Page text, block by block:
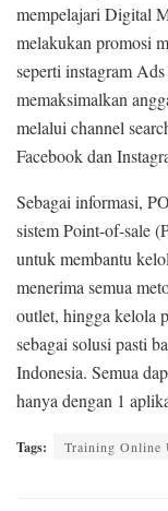
mempelajari Digital
melakukan promosi
seperti instagram
memaksimalkan
melalui channel
Facebook dan
Sebagai informasi,
sistem Point-of-sale
untuk membantu
menerima semua
outlet, hingga kelola
sebagai solusi pasti
Indonesia. Semua
hanya dengan 1
Tags: Training